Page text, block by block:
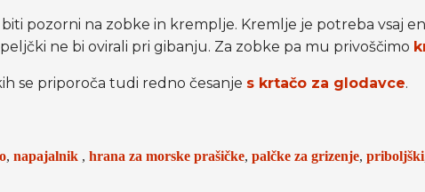
pozorni na zobke in kremplje. Kremlje je potreba vsaj
ne bi ovirali pri gibanju. Za zobke pa mu privoščimo
se priporoča tudi redno česanje s krtačo za glodavce.
,napajalnik ,hrana za morske prašičke,palčke za grizenje,priboljški